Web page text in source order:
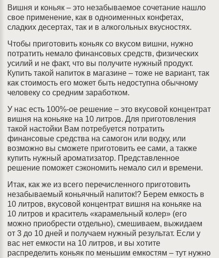
Вишня и коньяк – это незабываемое сочетание нашло
свое применение, как в одноименных конфетах,
сладких десертах, так и в алкогольных вкусностях.
Чтобы приготовить коньяк со вкусом вишни, нужно
потратить немало финансовых средств, физических
усилий и не факт, что вы получите нужный продукт.
Купить такой напиток в магазине – тоже не вариант, так
как стоимость его может быть недоступна обычному
человеку со средним заработком.
У нас есть 100%-ое решение – это вкусовой концентрат
вишня на коньяке на 10 литров. Для приготовления
такой настойки Вам потребуется потратить
финансовые средства на самогон или водку, или
возможно вы сможете приготовить ее сами, а также
купить нужный ароматизатор. Представленное
решение поможет сэкономить немало сил и времени.
Итак, как же из всего перечисленного приготовить
незабываемый коньячный напиток!? Берем емкость в
10 литров, вкусовой концентрат вишня на коньяке на
10 литров и краситель «карамельный колер» (его
можно приобрести отдельно), смешиваем, выжидаем
от 3 до 10 дней и получаем нужный результат. Если у
вас нет емкости на 10 литров, и вы хотите
распределить коньяк по меньшим емкостям – тут нужно